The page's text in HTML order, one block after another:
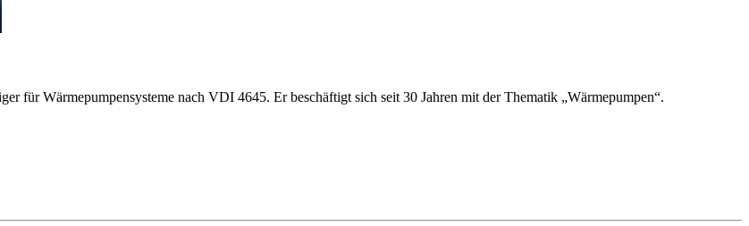
für Wärmepumpensysteme nach VDI 4645. Er beschäftigt sich seit 30 Jahren mit der Thematik „Wärmepumpen“.